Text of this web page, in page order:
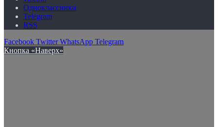
Одноклассники
Telegram
RSS
Facebook Twitter WhatsApp Telegram
Кнопка «Наверх»